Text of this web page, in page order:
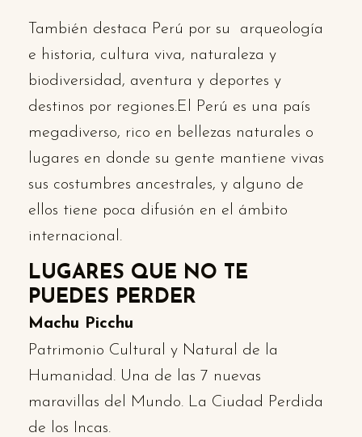
También destaca Perú por su arqueología
e historia, cultura viva, naturaleza y
biodiversidad, aventura y deportes y
destinos por regiones.El Perú es una país
megadiverso, rico en bellezas naturales o
lugares en donde su gente mantiene vivas
sus costumbres ancestrales, y alguno de
ellos tiene poca difusión en el ámbito
internacional.
LUGARES QUE NO TE
PUEDES PERDER
Machu Picchu
Patrimonio Cultural y Natural de la
Humanidad. Una de las 7 nuevas
maravillas del Mundo. La Ciudad Perdida
de los Incas.